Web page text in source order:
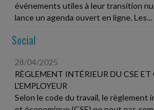
événements utiles à leur transition
lance un agenda ouvert en ligne. Les...
Social
28/04/2025
RÈGLEMENT INTÉRIEUR DU CSE
L'EMPLOYEUR
Selon le code du travail, le règlement